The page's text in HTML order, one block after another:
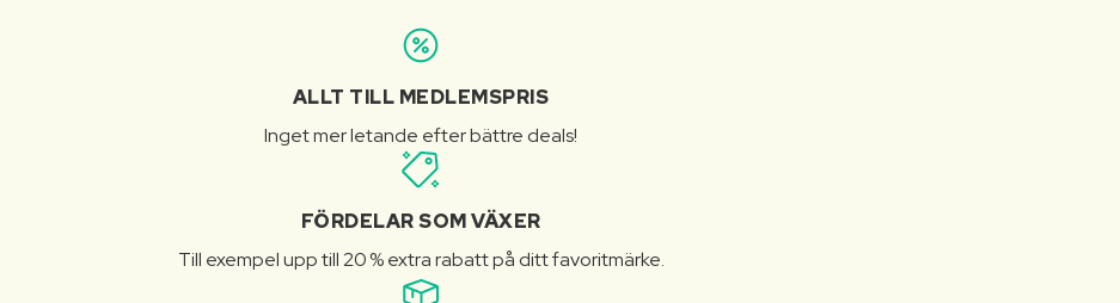
ALLT TILL MEDLEMSPRIS
Inget mer letande efter bättre deals!
FÖRDELAR SOM VÄXER
Till exempel upp till 20 % extra rabatt på ditt favoritmärke.